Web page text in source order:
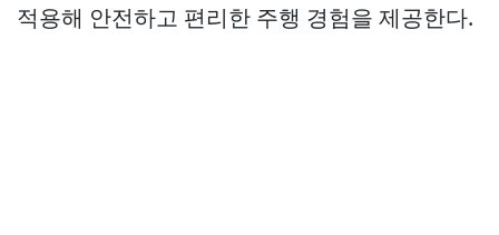
적용해 안전하고 편리한 주행 경험을 제공한다.